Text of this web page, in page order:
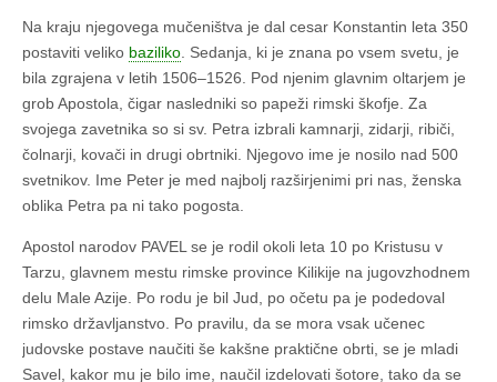
Na kraju njegovega mučeništva je dal cesar Konstantin leta 350
postaviti veliko baziliko . Sedanja, ki je znana po vsem svetu, je
bila zgrajena v letih 1506–1526. Pod njenim glavnim oltarjem je
grob Apostola, čigar nasledniki so papeži rimski škofje. Za
svojega zavetnika so si sv. Petra izbrali kamnarji, zidarji, ribiči,
čolnarji, kovači in drugi obrtniki. Njegovo ime je nosilo nad 500
svetnikov. Ime Peter je med najbolj razširjenimi pri nas, ženska
oblika Petra pa ni tako pogosta.
Apostol narodov PAVEL se je rodil okoli leta 10 po Kristusu v
Tarzu, glavnem mestu rimske province Kilikije na jugovzhodnem
delu Male Azije. Po rodu je bil Jud, po očetu pa je podedoval
rimsko državljanstvo. Po pravilu, da se mora vsak učenec
judovske postave naučiti še kakšne praktične obrti, se je mladi
Savel, kakor mu je bilo ime, naučil izdelovati šotore, tako da se